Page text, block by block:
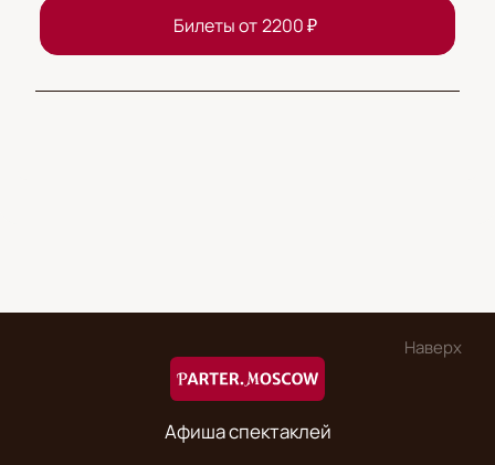
Билеты от2200₽
Наверх
Афиша спектаклей